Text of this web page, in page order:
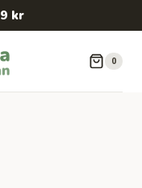
kr
0